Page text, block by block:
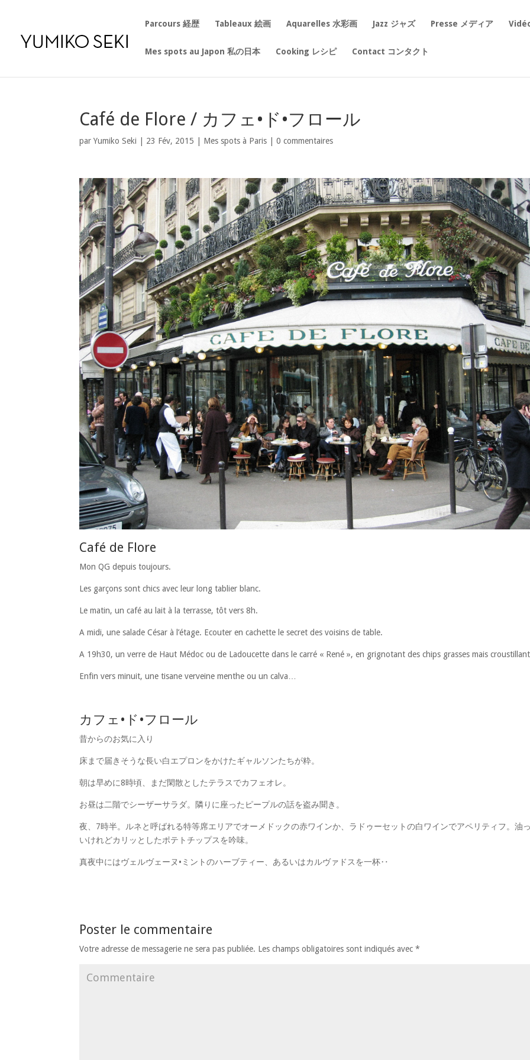
Parcours 経歴 Tableaux 絵画 Aquarelles 水彩画 Jazz ジャズ Presse メディア
Mes spots au Japon 私の日本 Cooking レシピ Contact コンタクト
Café de Flore / カフェ•ド•フロール
parYumiko Seki 23 Fév, 2015 Mes spots à Paris |0 commentaires
Café de Flore
Mon QG depuis toujours.
Les garçons sont chics avec leur long tablier blanc.
Le matin, un café au lait à la terrasse, tôt vers 8h.
A midi, une salade César à l’étage. Ecouter en cachette le secret des voisins de table.
A 19h30, un verre de Haut Médoc ou de Ladoucette dans le carré « René », en grignotant des chips grasses mais
Enfin vers minuit, une tisane verveine menthe ou un calva…
カフェ•ド•フロール
昔からのお気に入り
床まで届きそうな長い白エプロンをかけたギャルソンたちが粋。
朝は早めに8時頃、まだ閑散としたテラスでカフェオレ。
お昼は二階でシーザーサラダ。隣りに座ったピープルの話を盗み聞き。
夜、7時半。ルネと呼ばれる特等席エリアでオーメドックの赤ワインか、ラドゥーセットの白ワインでアペリティフ。油
いけれどカリッとしたポテトチップスを吟味。
真夜中にはヴェルヴェーヌ•ミントのハーブティー、あるいはカルヴァドスを一杯‥
Poster le commentaire
Votre adresse de messagerie ne sera pas publiée. Les champs obligatoires sont indiqués avec*